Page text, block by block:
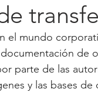
el mundo
de
parte de las
y las bases